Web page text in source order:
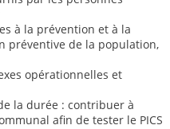
à la prévention et à la
préventive de la population,
opérationnelles et
la durée : contribuer à
afin de tester le PICS